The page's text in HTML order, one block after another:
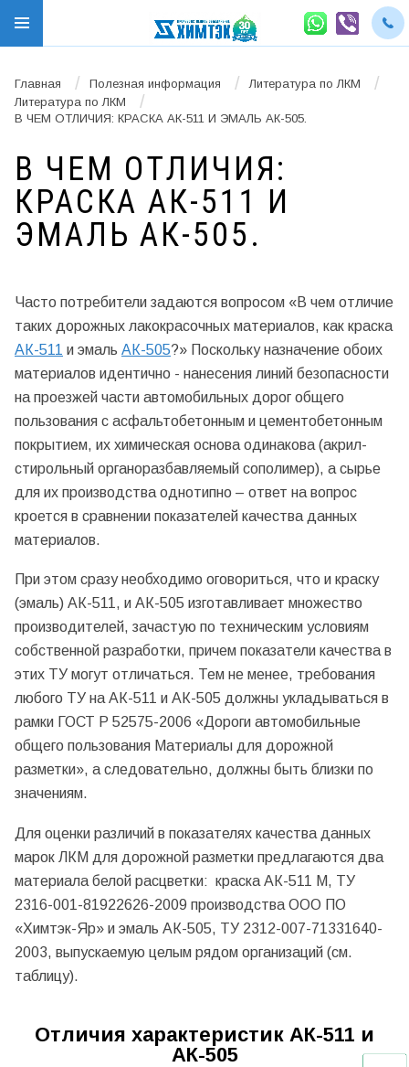
Главная / Полезная информация / Литература по ЛКМ /
Литература по ЛКМ /
В ЧЕМ ОТЛИЧИЯ: КРАСКА АК-511 И ЭМАЛЬ АК-505.
В ЧЕМ ОТЛИЧИЯ:
КРАСКА АК-511 И
ЭМАЛЬ АК-505.
Часто потребители задаются вопросом «В чем отличие
таких дорожных лакокрасочных материалов, как краска
АК-511 и эмаль АК-505?» Поскольку назначение обоих
материалов идентично - нанесения линий безопасности
на проезжей части автомобильных дорог общего
пользования с асфальтобетонным и цементобетонным
покрытием, их химическая основа одинакова (акрил-
стирольный органоразбавляемый сополимер), а сырье
для их производства однотипно – ответ на вопрос
кроется в сравнении показателей качества данных
материалов.
При этом сразу необходимо оговориться, что и краску
(эмаль) АК-511, и АК-505 изготавливает множество
производителей, зачастую по техническим условиям
собственной разработки, причем показатели качества в
этих ТУ могут отличаться. Тем не менее, требования
любого ТУ на АК-511 и АК-505 должны укладываться в
рамки ГОСТ Р 52575-2006 «Дороги автомобильные
общего пользования Материалы для дорожной
разметки», а следовательно, должны быть близки по
значениям.
Для оценки различий в показателях качества данных
марок ЛКМ для дорожной разметки предлагаются два
материала белой расцветки: краска АК-511 М, ТУ
2316-001-81922626-2009 производства ООО ПО
«Химтэк-Яр» и эмаль АК-505, ТУ 2312-007-71331640-
2003, выпускаемую целым рядом организаций (см.
таблицу).
Отличия характеристик АК-511 и
АК-505